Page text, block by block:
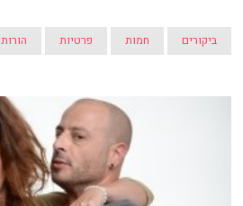
ביקורים חמות פרטיות הורות